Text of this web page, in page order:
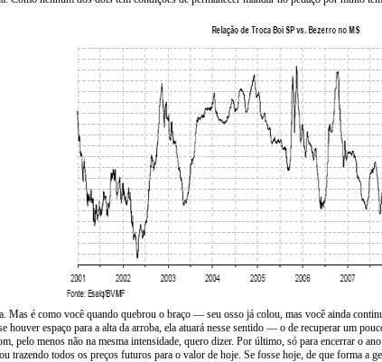
Mas é como você quando quebrou o braço — seu osso já colou, mas você ainda
houver espaço para a alta da arroba, ela atuará nesse sentido — o de recuperar um
pelo menos não na mesma intensidade, quero dizer. Por último, só para encerrar o
trazendo todos os preços futuros para o valor de hoje. Se fosse hoje, de que forma a